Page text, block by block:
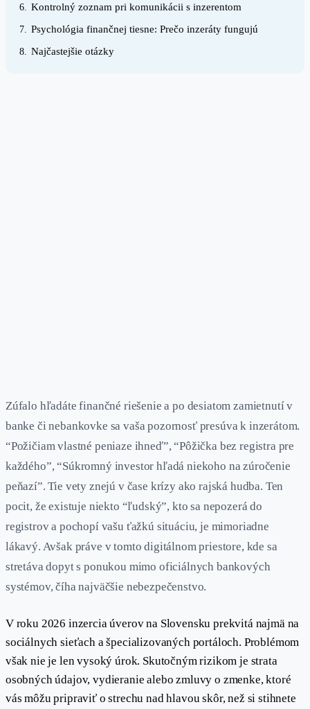
6. Kontrolný zoznam pri komunikácii s inzerentom
7. Psychológia finančnej tiesne: Prečo inzeráty fungujú
8. Najčastejšie otázky
Zúfalo hľadáte finančné riešenie a po desiatom zamietnutí v
banke či nebankovke sa vaša pozornosť presúva k inzerátom.
“Požičiam vlastné peniaze ihneď”, “Pôžička bez registra pre
každého”, “Súkromný investor hľadá niekoho na zúročenie
peňazí”. Tie vety znejú v čase krízy ako rajská hudba. Ten
pocit, že existuje niekto “ľudský”, kto sa nepozerá do
registrov a pochopí vašu ťažkú situáciu, je mimoriadne
lákavý. Avšak práve v tomto digitálnom priestore, kde sa
stretáva dopyt s ponukou mimo oficiálnych bankových
systémov, číha najväčšie nebezpečenstvo.
V roku 2026 inzercia úverov na Slovensku prekvitá najmä na
sociálnych sieťach a špecializovaných portáloch. Problémom
však nie je len vysoký úrok. Skutočným rizikom je strata
osobných údajov, vydieranie alebo zmluvy o zmenke, ktoré
vás môžu pripraviť o strechu nad hlavou skôr, než si stihnete